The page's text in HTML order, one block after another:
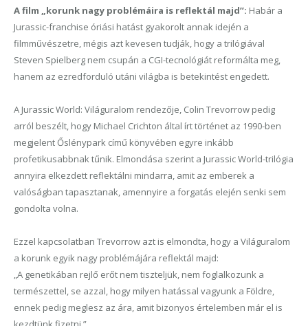
A film „korunk nagy problémáira is reflektál majd”: Habár a
Jurassic-franchise óriási hatást gyakorolt annak idején a
filmművészetre, mégis azt kevesen tudják, hogy a trilógiával
Steven Spielberg nem csupán a CGI-tecnológiát reformálta meg,
hanem az ezredforduló utáni világba is betekintést engedett.
A Jurassic World: Világuralom rendezője, Colin Trevorrow pedig
arról beszélt, hogy Michael Crichton által írt történet az 1990-ben
megjelent Őslénypark című könyvében egyre inkább
profetikusabbnak tűnik. Elmondása szerint a Jurassic World-trilógia
annyira elkezdett reflektálni mindarra, amit az emberek a
valóságban tapasztanak, amennyire a forgatás elején senki sem
gondolta volna.
Ezzel kapcsolatban Trevorrow azt is elmondta, hogy a Világuralom
a korunk egyik nagy problémájára reflektál majd:
„A genetikában rejlő erőt nem tiszteljük, nem foglalkozunk a
természettel, se azzal, hogy milyen hatással vagyunk a Földre,
ennek pedig meglesz az ára, amit bizonyos értelemben már el is